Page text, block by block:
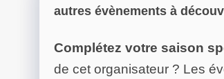
autres évènements à
Complétez votre saison
de cet organisateur ? Les